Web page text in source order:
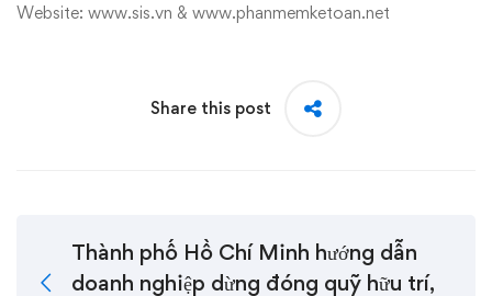
Website: www.sis.vn & www.phanmemketoan.net
Share this post
Thành phố Hồ Chí Minh hướng dẫn
doanh nghiệp dừng đóng quỹ hữu trí,